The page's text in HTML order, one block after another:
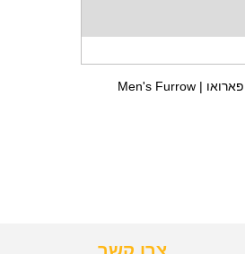
סניקרס עור גברים פארואו | Men's Furrow